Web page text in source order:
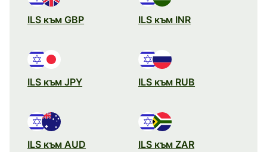
ILS към GBP ILS към INR
ILS към JPY ILS към RUB
ILS към AUD ILS към ZAR